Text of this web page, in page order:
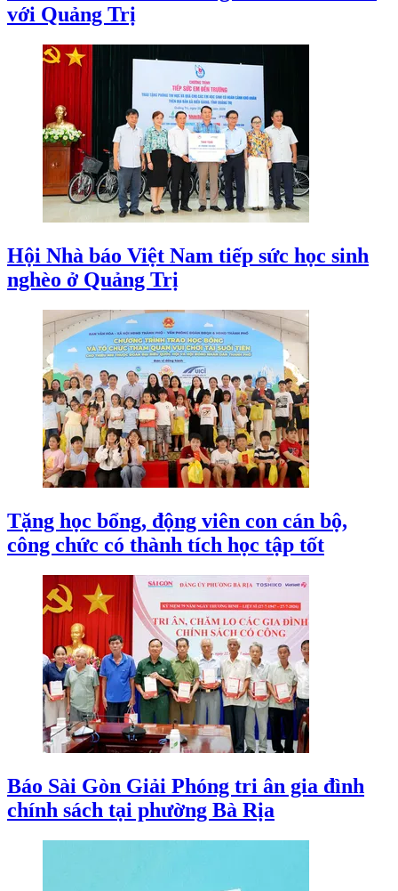
với Quảng Trị
Hội Nhà báo Việt Nam tiếp sức học sinh
nghèo ở Quảng Trị
Tặng học bổng, động viên con cán bộ,
công chức có thành tích học tập tốt
Báo Sài Gòn Giải Phóng tri ân gia đình
chính sách tại phường Bà Rịa